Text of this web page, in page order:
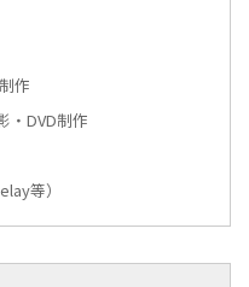
作
・DVD制作
等）